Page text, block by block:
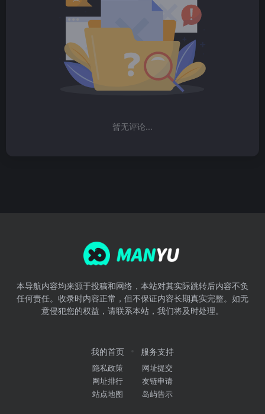
暂无评论...
本导航内容均来源于投稿和网络，本站对其实际跳转后内容不负
任何责任。收录时内容正常，但不保证内容长期真实完整。如无
意侵犯您的权益，请联系本站，我们将及时处理。
我的首页
隐私政策
网址排行
站点地图
服务支持
网址提交
友链申请
岛屿告示